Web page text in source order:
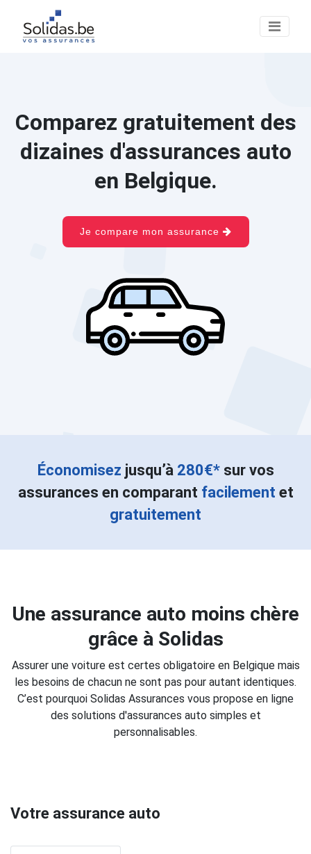
Comparez gratuitement des
dizaines d'assurances auto
en Belgique.
Je compare mon assurance
Économisez jusqu’à 280€*sur vos
assurances en comparant facilement et
gratuitement
Une assurance auto moins chère
grâce à Solidas
Assurer une voiture est certes obligatoire en Belgique mais
les besoins de chacun ne sont pas pour autant identiques.
C’est pourquoi Solidas Assurances vous propose en ligne
des solutions d'assurances auto simples et
personnalisables.
Votre assurance auto